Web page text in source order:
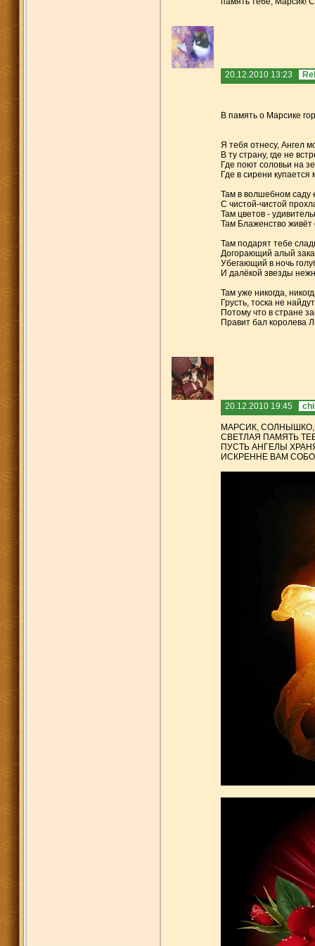
20.12.2010 13:23
В память о Марсике
Я тебя отнесу, Ангел
В ту страну, где не
Где поют соловьи на
Где в сирени купается
Там в волшебном саду
С чистой-чистой
Там цветов -
Там Блаженство живёт
Там подарят тебе
Догорающий алый
Убегающий в ночь
И далёкой звезды
Там уже никогда,
Грусть, тоска не
Потому что в стране
Правит бал королева
20.12.2010 19:45
МАРСИК, СОЛНЫШКО,
СВЕТЛАЯ ПАМЯТЬ
ПУСТЬ АНГЕЛЫ
ИСКРЕННЕ ВАМ